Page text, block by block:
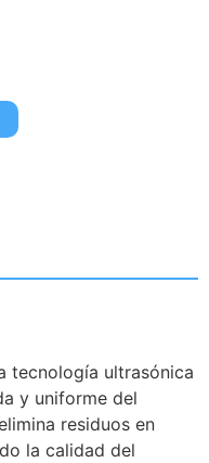
tecnología ultrasónica
y uniforme del
residuos en
la calidad del